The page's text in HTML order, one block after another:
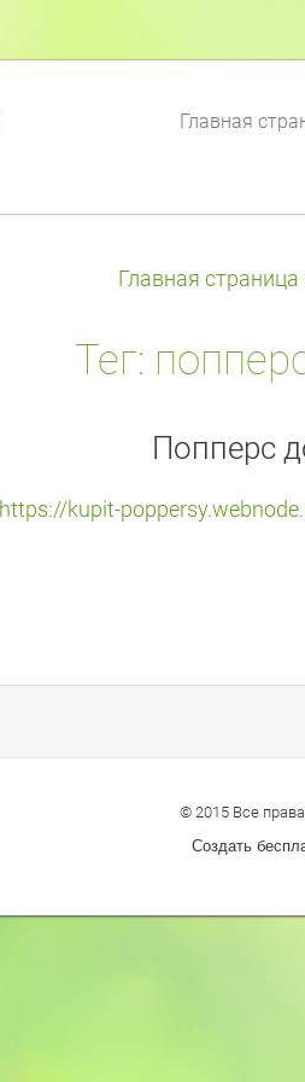
Главная
Главная страница
Тег:
Попперс
https://kupit-
© 2015 Все
Создать